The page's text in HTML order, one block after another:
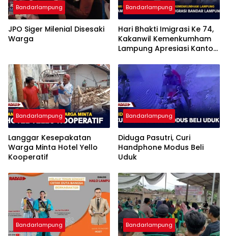
Bandarlampung
JPO Siger Milenial Disesaki
Warga
Bandarlampung
Hari Bhakti Imigrasi Ke 74,
Kakanwil Kemenkumham
Lampung Apresiasi Kantor
Bandarlampung
Langgar Kesepakatan
Warga Minta Hotel Yello
Kooperatif
Bandarlampung
Diduga Pasutri, Curi
Handphone Modus Beli
Uduk
Bandarlampung Bandarlampung